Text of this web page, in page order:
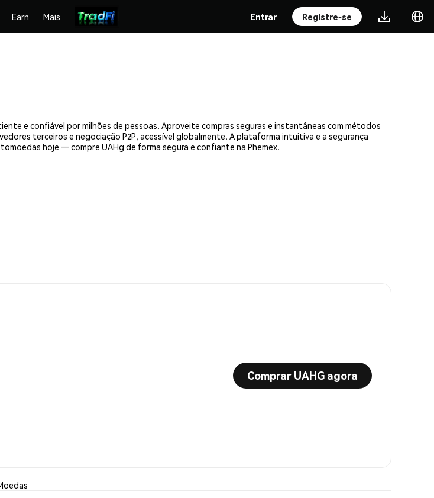
Earn Mais Entrar Registre-se
e confiável por milhões de pessoas. Aproveite compras seguras e instantâneas com métodos
terceiros e negociação P2P, acessível globalmente. A plataforma intuitiva e a segurança
hoje — compre UAHg de forma segura e confiante na Phemex.
Comprar UAHG agora